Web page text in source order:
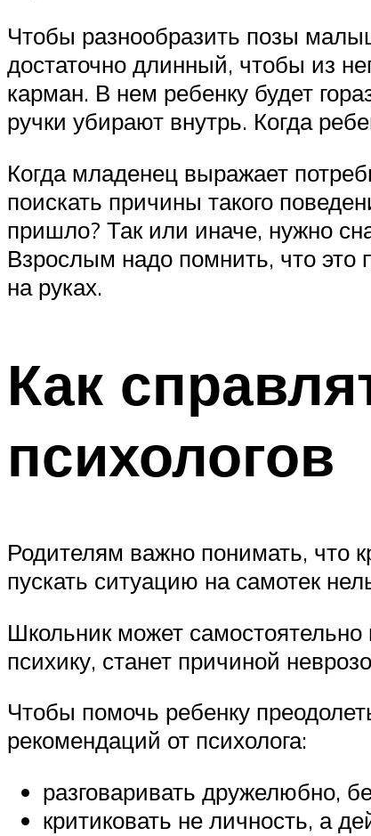
Чтобы разнообразить позы
достаточно длинный, чтобы из
карман. В нем ребенку будет
ручки убирают внутрь. Когда
Когда младенец выражает
поискать причины такого
пришло? Так или иначе, нужно
Взрослым надо помнить, что это
на руках.
Как
психологов
Родителям важно понимать, что
пускать ситуацию на самотек
Школьник может
психику, станет причиной
Чтобы помочь ребенку
рекомендаций от психолога:
разговаривать дружелюбно,
критиковать не личность, а